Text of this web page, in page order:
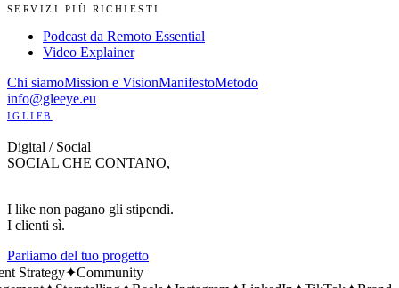
SERVIZI PIÙ RICHIESTI
Podcast da Remoto Essential
Video Explainer
Chi siamoMission e VisionManifestoMetodo
info@gleeye.eu
IG LI FB
Digital / Social
SOCIAL CHE CONTANO,
I like non pagano gli stipendi.
I clienti sì.
Parliamo del tuo progetto
Strategy✦Community